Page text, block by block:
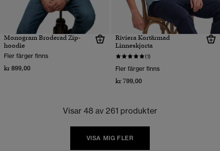
Monogram Broderad Zip-
hoodie
Fler färger finns
kr 899,00
Riviera Kortärmad
Linneskjorta
(1)
Fler färger finns
kr 799,00
Visar 48 av 261 produkter
VISA MIG FLER